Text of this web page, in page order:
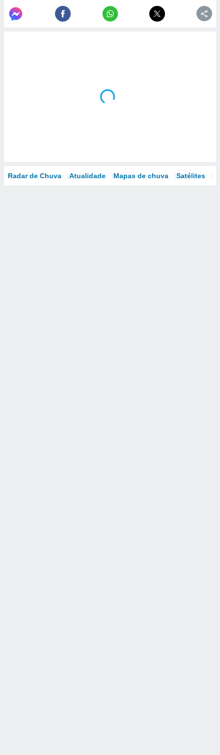
Radar de Chuva Atualidade Mapas de chuva Satélites